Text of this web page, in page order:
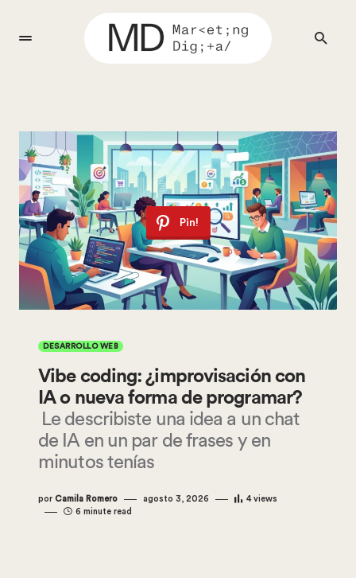
DESARROLLO WEB
Vibe coding: ¿improvisación con
IA o nueva forma de programar?
Le describiste una idea a un chat
de IA en un par de frases y en
minutos tenías
por Camila Romero agosto 3, 2026 4views
6 minute read
Pin!